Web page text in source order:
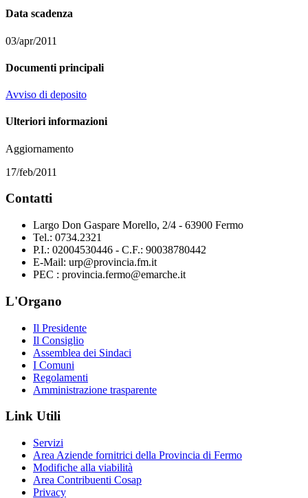
Data scadenza
03/apr/2011
Documenti principali
Avviso di deposito
Ulteriori informazioni
Aggiornamento
17/feb/2011
Contatti
Largo Don Gaspare Morello, 2/4 - 63900 Fermo
Tel.: 0734.2321
P.I.: 02004530446 - C.F.: 90038780442
E-Mail: urp@provincia.fm.it
PEC : provincia.fermo@emarche.it
L'Organo
Il Presidente
Il Consiglio
Assemblea dei Sindaci
I Comuni
Regolamenti
Amministrazione trasparente
Link Utili
Servizi
Area Aziende fornitrici della Provincia di Fermo
Modifiche alla viabilità
Area Contribuenti Cosap
Privacy